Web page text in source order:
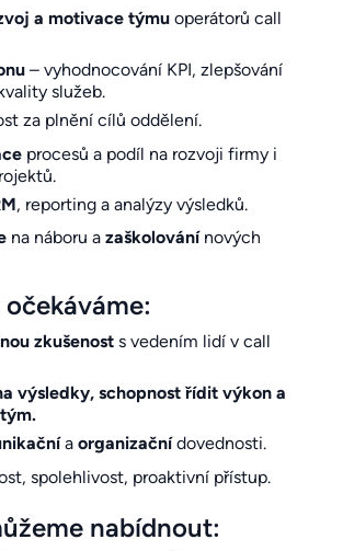
a motivace týmu operátorů call
– vyhodnocování KPI, zlepšování
služeb.
za plnění cílů oddělení.
procesů a podíl na rozvoji firmy i
, reporting a analýzy výsledků.
na náboru a zaškolovánínových
zkušenost s vedením lidí v call
výsledky, schopnost řídit výkon a
a organizačnídovednosti.
spolehlivost, proaktivní přístup.
nabídnout: